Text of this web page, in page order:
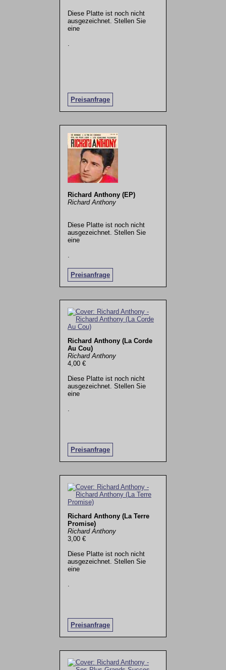
Diese Platte ist noch nicht
ausgezeichnet. Stellen Sie
eine
Preisanfrage
.
Richard Anthony (EP)
Richard Anthony
Diese Platte ist noch nicht
ausgezeichnet. Stellen Sie
eine
Preisanfrage
Richard Anthony (La Corde
Au Cou)
Richard Anthony
4,00 €
Diese Platte ist noch nicht
ausgezeichnet. Stellen Sie
eine
Preisanfrage
.
Richard Anthony (La Terre
Promise)
Richard Anthony
3,00 €
Diese Platte ist noch nicht
ausgezeichnet. Stellen Sie
eine
Preisanfrage